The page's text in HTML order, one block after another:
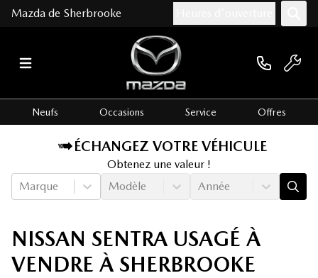
Mazda de Sherbrooke
Neufs Occasions Service Offres
ÉCHANGEZ VOTRE VÉHICULE
Obtenez une valeur !
Marque
Modèle Année
NISSAN SENTRA USAGÉ À
VENDRE À SHERBROOKE